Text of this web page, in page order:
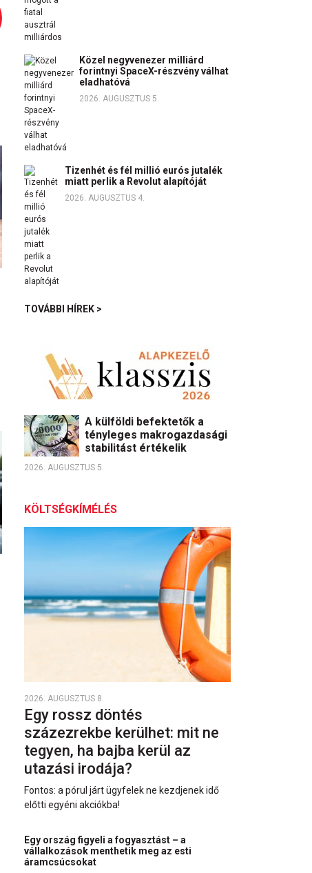
Közel negyvenezer milliárd
forintnyi SpaceX-részvény válhat
eladhatóvá
2026. AUGUSZTUS 5.
Tizenhét és fél millió eurós jutalék
miatt perlik a Revolut alapítóját
2026. AUGUSZTUS 4.
TOVÁBBI HÍREK >
A külföldi befektetők a
tényleges makrogazdasági
stabilitást értékelik
2026. AUGUSZTUS 5.
KÖLTSÉGKÍMÉLÉS
2026. AUGUSZTUS 8.
Egy rossz döntés
százezrekbe kerülhet: mit ne
tegyen, ha bajba kerül az
utazási irodája?
Fontos: a pórul járt ügyfelek ne kezdjenek idő
előtti egyéni akciókba!
Egy ország figyeli a fogyasztást – a
vállalkozások menthetik meg az esti
áramcsúcsokat